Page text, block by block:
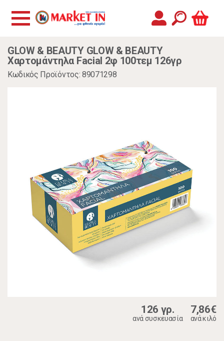
GLOW & BEAUTY GLOW & BEAUTY
Χαρτομάντηλα Facial 2φ 100τεμ 126γρ
Κωδικός Προϊόντος: 89071298
126 γρ.
ανά συσκευασία
7,86€
ανά κιλό